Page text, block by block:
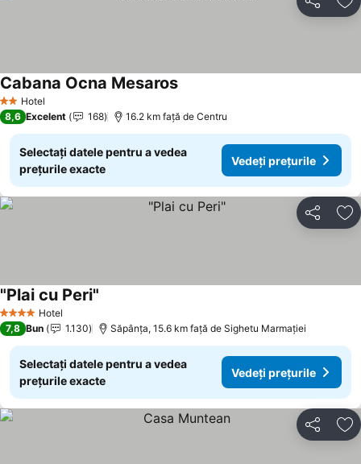
Distribuiți
2 SteleHotel
Cabana Ocna MesarosVedeți prețurile
8,6 Excelent 168 16.2 km faţă de Centru
Selectați datele pentru a vedea
prețurile exacte
Vedeți prețurile
Distribuiți
4 Stele Hotel
"Plai cu Peri"
7,8 Bun 1.130 Săpânţa, 15.6 km faţă de Sighetu Marmației
Selectați datele pentru a vedea
prețurile exacte
Vedeți prețurile
Distribuiți